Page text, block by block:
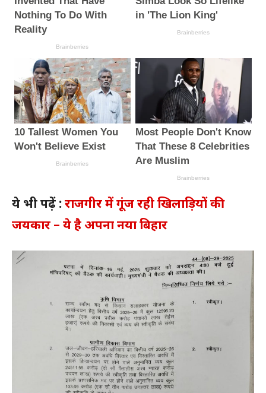
ये भी पढ़ें :राजगीर में गूंज रही खिलाड़ियों की
जयकार – ये है अपना नया बिहार